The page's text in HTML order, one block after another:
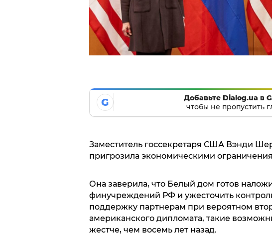
G
Добавьте Dialog.ua в
чтобы не пропустить
Заместитель госсекретаря США Вэнди
пригрозила экономическими
Она заверила, что Белый дом готов
финучреждений РФ и ужесточить
поддержку партнерам при вероятном
американского дипломата, такие
жестче, чем восемь лет назад.